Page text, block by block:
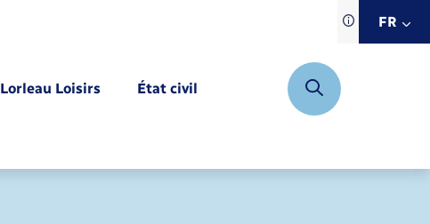
Traduction
siteFR
Lorleau Loisirs État civil